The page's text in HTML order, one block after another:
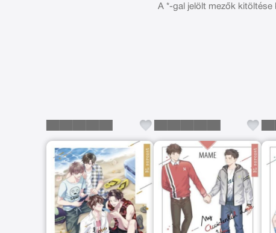
A *-gal jelölt mezők kitöltése